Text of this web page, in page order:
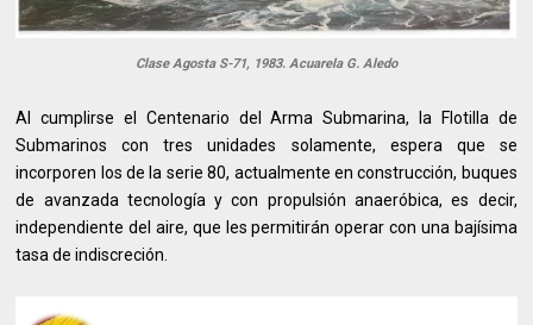
Clase Agosta S-71, 1983. Acuarela G. Aledo
Al cumplirse el Centenario del Arma Submarina, la Flotilla de
Submarinos con tres unidades solamente, espera que se
incorporen los de la serie 80, actualmente en construcción, buques
de avanzada tecnología y con propulsión anaeróbica, es decir,
independiente del aire, que les permitirán operar con una bajísima
tasa de indiscreción.